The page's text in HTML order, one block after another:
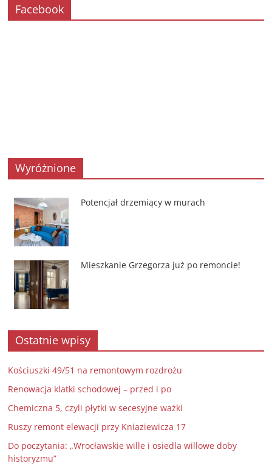
Facebook
Wyróżnione
Potencjał drzemiący w murach
Mieszkanie Grzegorza już po remoncie!
Ostatnie wpisy
Kościuszki 49/51 na remontowym rozdrożu
Renowacja klatki schodowej – przed i po
Chemiczna 5, czyli płytki w secesyjne ważki
Ruszy remont elewacji przy Kniaziewicza 17
Do poczytania: „Wrocławskie wille i osiedla willowe doby
historyzmu”